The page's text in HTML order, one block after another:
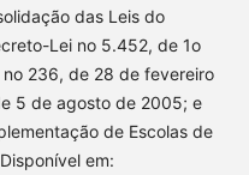
das Leis do
Lei no 5.452, de 1o
236, de 28 de fevereiro
5 de agosto de 2005; e
de Escolas de
em: